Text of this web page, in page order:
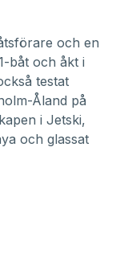
och en
båt och åkt i
testat
Åland på
i Jetski,
och glassat